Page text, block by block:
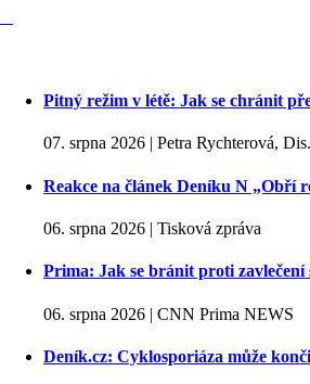
Pitný režim v létě: Jak se chránit
07. srpna 2026 | Petra Rychterová,
Reakce na článek Deníku N „Obří
06. srpna 2026 | Tisková zpráva
Prima: Jak se bránit proti zavlečení
06. srpna 2026 | CNN Prima NEWS
Deník.cz: Cyklosporiáza může